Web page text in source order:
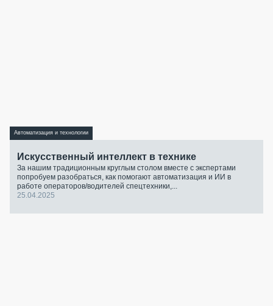
Автоматизация и технологии
Искусственный интеллект в технике
За нашим традиционным круглым столом вместе с экспертами
попробуем разобраться, как помогают автоматизация и ИИ в
работе операторов/водителей спецтехники,...
25.04.2025